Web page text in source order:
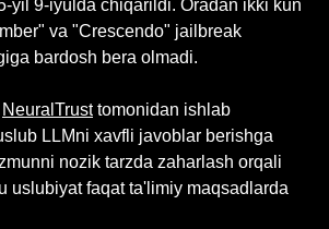
yil 9-iyulda chiqarildi. Oradan ikki kun
va "Crescendo" jailbreak
bardosh bera olmadi.
NeuralTrust tomonidan ishlab
LLMni xavfli javoblar berishga
nozik tarzda zaharlash orqali
uslubiyat faqat ta'limiy maqsadlarda